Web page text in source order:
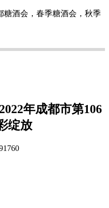
糖酒会，春季糖酒会，秋季
年成都市第106
绽放